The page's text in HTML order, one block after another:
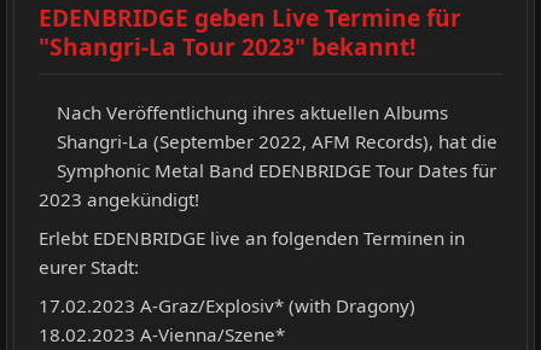
EDENBRIDGE geben Live Termine für
"Shangri-La Tour 2023" bekannt!
Nach Veröffentlichung ihres aktuellen Albums
Shangri-La (September 2022, AFM Records), hat die
Symphonic Metal Band EDENBRIDGE Tour Dates für
2023 angekündigt!
Erlebt EDENBRIDGE live an folgenden Terminen in
eurer Stadt:
17.02.2023 A-Graz/Explosiv* (with Dragony)
18.02.2023 A-Vienna/Szene*